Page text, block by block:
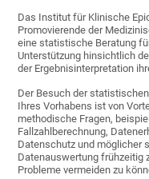
Das Institut für Klinische
Promovierende der
eine statistische Beratung
Unterstützung hinsichtlich
der Ergebnisinterpretation
Der Besuch der
Ihres Vorhabens ist von
methodische Fragen,
Fallzahlberechnung,
Datenschutz und möglicher
Datenauswertung frühzeitig
Probleme vermeiden zu